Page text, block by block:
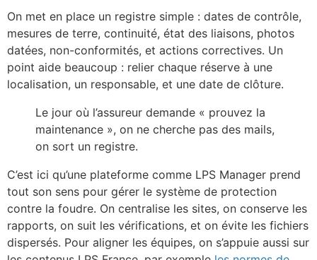
On met en place un registre simple : dates de contrôle,
mesures de terre, continuité, état des liaisons, photos
datées, non-conformités, et actions correctives. Un
point aide beaucoup : relier chaque réserve à une
localisation, un responsable, et une date de clôture.
Le jour où l’assureur demande « prouvez la
maintenance », on ne cherche pas des mails,
on sort un registre.
C’est ici qu’une plateforme comme LPS Manager prend
tout son sens pour gérer le système de protection
contre la foudre. On centralise les sites, on conserve les
rapports, on suit les vérifications, et on évite les fichiers
dispersés. Pour aligner les équipes, on s’appuie aussi sur